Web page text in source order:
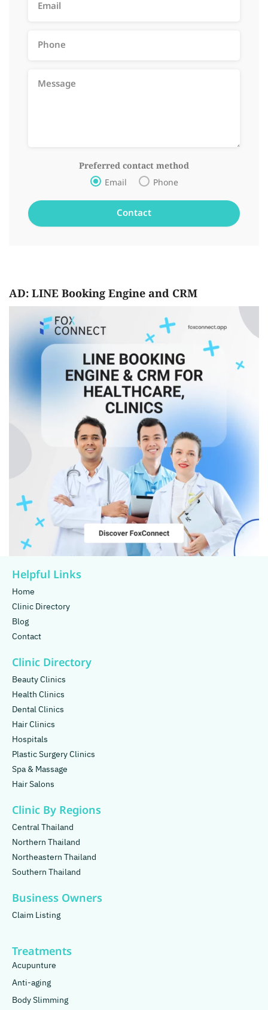
Preferred contact method
Email Phone
AD: LINE Booking Engine and CRM
Helpful Links
Home
Clinic Directory
Blog
Contact
Clinic Directory
Beauty Clinics
Health Clinics
Dental Clinics
Hair Clinics
Hospitals
Plastic Surgery Clinics
Spa & Massage
Hair Salons
Clinic By Regions
Central Thailand
Northern Thailand
Northeastern Thailand
Southern Thailand
Business Owners
Claim Listing
Treatments
Acupunture
Anti-aging
Body Slimming